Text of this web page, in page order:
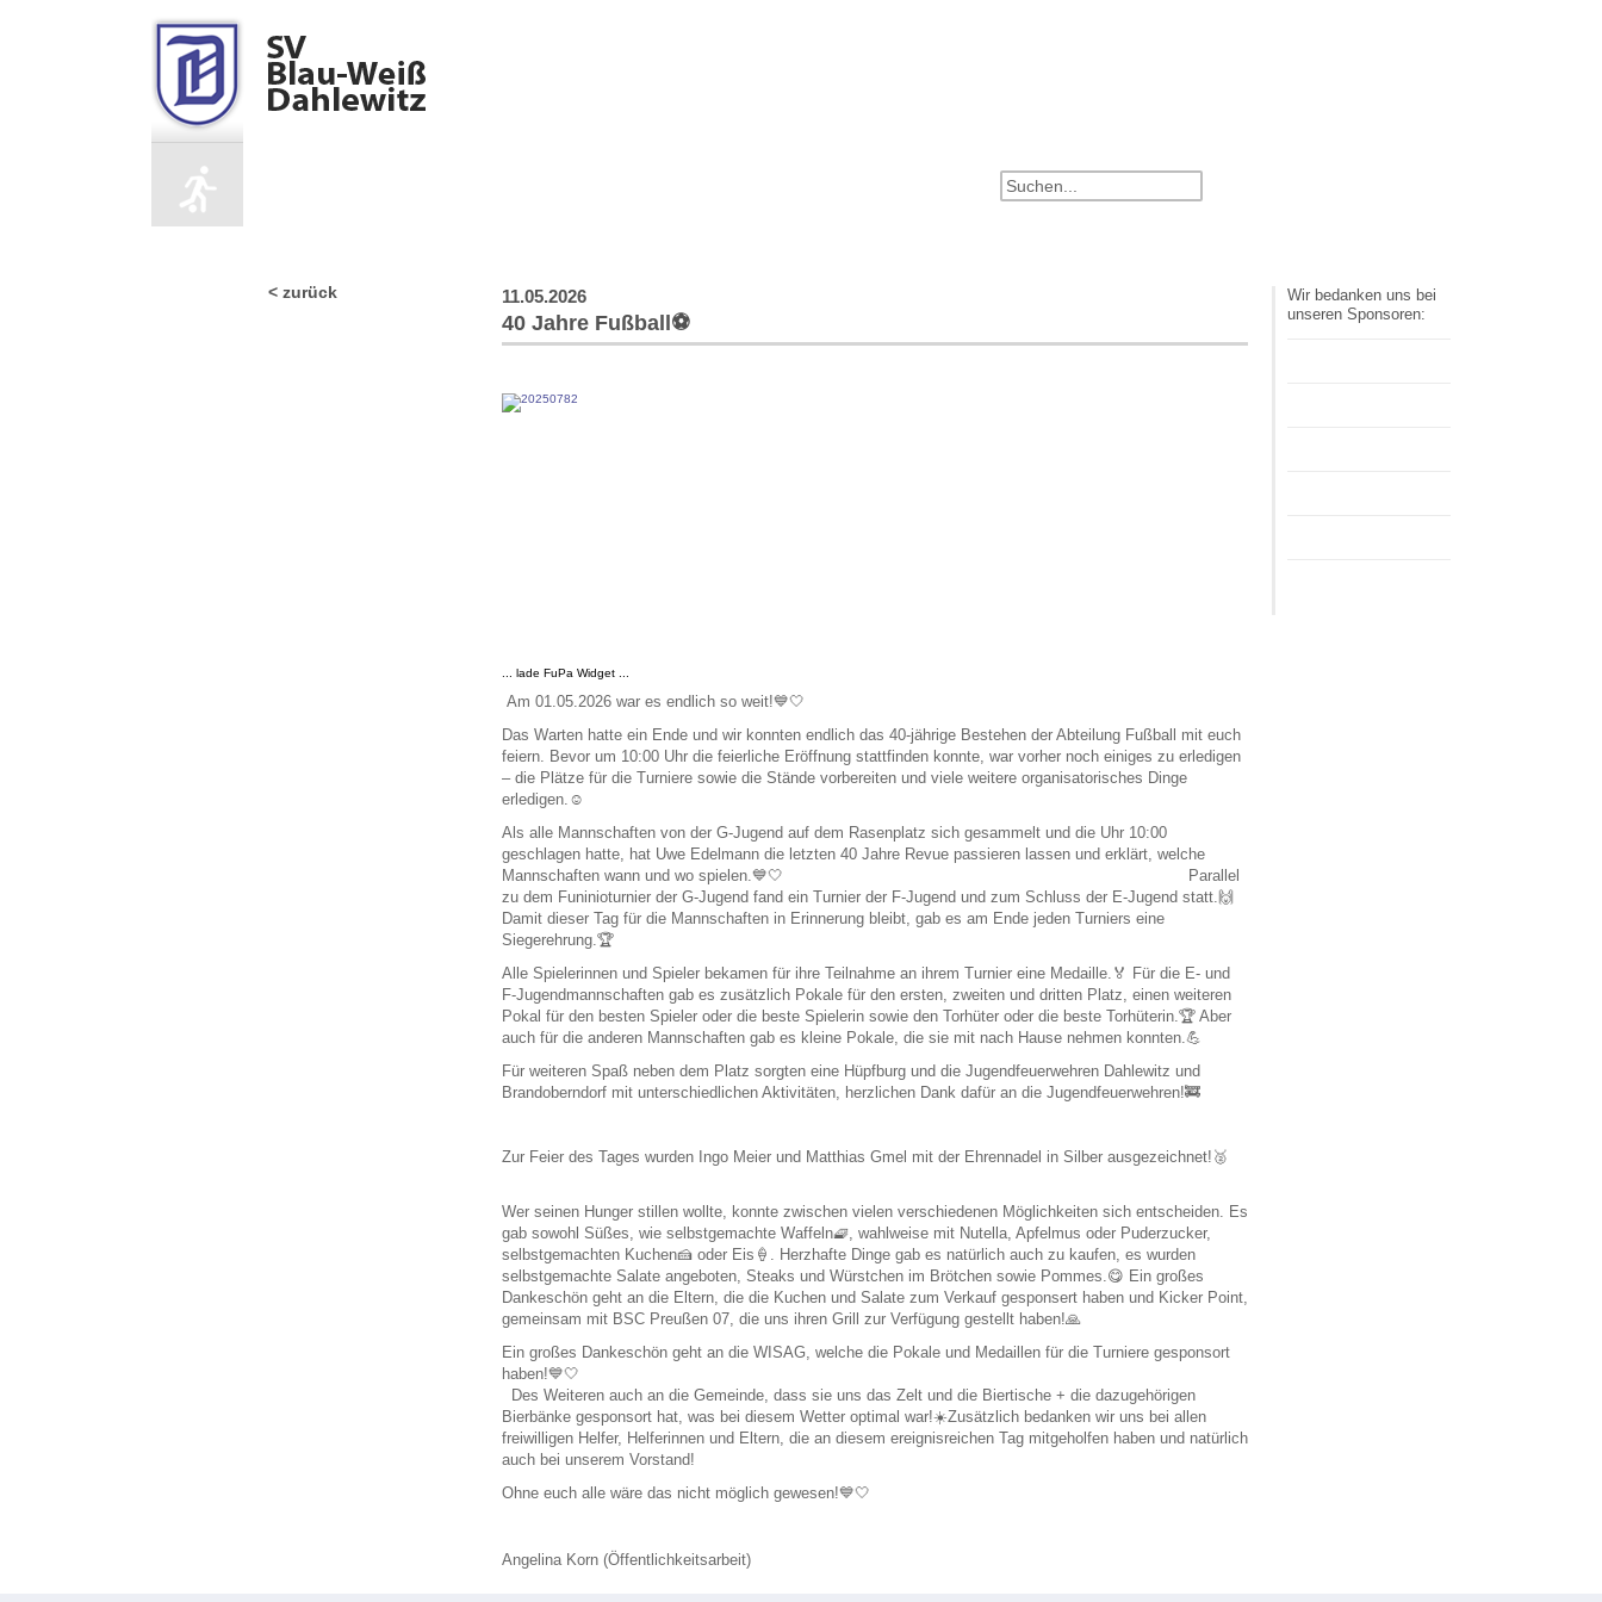
< zurück 11.05.2026
40 Jahre Fußball⚽
... lade FuPa Widget ...
Am 01.05.2026 war es endlich so weit!💙🤍
Das Warten hatte ein Ende und wir konnten endlich das 40-jährige Bestehen der Abteilung Fußball mit euch
feiern. Bevor um 10:00 Uhr die feierliche Eröffnung stattfinden konnte, war vorher noch einiges zu erledigen
– die Plätze für die Turniere sowie die Stände vorbereiten und viele weitere organisatorisches Dinge
erledigen.☺️
Als alle Mannschaften von der G-Jugend auf dem Rasenplatz sich gesammelt und die Uhr 10:00
geschlagen hatte, hat Uwe Edelmann die letzten 40 Jahre Revue passieren lassen und erklärt, welche
Mannschaften wann und wo spielen.💙🤍 Parallel
zu dem Funinioturnier der G-Jugend fand ein Turnier der F-Jugend und zum Schluss der E-Jugend statt.🙌
Damit dieser Tag für die Mannschaften in Erinnerung bleibt, gab es am Ende jeden Turniers eine
Siegerehrung.🏆
Alle Spielerinnen und Spieler bekamen für ihre Teilnahme an ihrem Turnier eine Medaille.🏅 Für die E- und
F-Jugendmannschaften gab es zusätzlich Pokale für den ersten, zweiten und dritten Platz, einen weiteren
Pokal für den besten Spieler oder die beste Spielerin sowie den Torhüter oder die beste Torhüterin.🏆 Aber
auch für die anderen Mannschaften gab es kleine Pokale, die sie mit nach Hause nehmen konnten.💪
Für weiteren Spaß neben dem Platz sorgten eine Hüpfburg und die Jugendfeuerwehren Dahlewitz und
Brandoberndorf mit unterschiedlichen Aktivitäten, herzlichen Dank dafür an die Jugendfeuerwehren!🚒
Zur Feier des Tages wurden Ingo Meier und Matthias Gmel mit der Ehrennadel in Silber ausgezeichnet!🥈
Wer seinen Hunger stillen wollte, konnte zwischen vielen verschiedenen Möglichkeiten sich entscheiden. Es
gab sowohl Süßes, wie selbstgemachte Waffeln🧇, wahlweise mit Nutella, Apfelmus oder Puderzucker,
selbstgemachten Kuchen🍰 oder Eis🍦. Herzhafte Dinge gab es natürlich auch zu kaufen, es wurden
selbstgemachte Salate angeboten, Steaks und Würstchen im Brötchen sowie Pommes.😋 Ein großes
Dankeschön geht an die Eltern, die die Kuchen und Salate zum Verkauf gesponsert haben und Kicker Point,
gemeinsam mit BSC Preußen 07, die uns ihren Grill zur Verfügung gestellt haben!🙏
Ein großes Dankeschön geht an die WISAG, welche die Pokale und Medaillen für die Turniere gesponsort
haben!💙🤍
Des Weiteren auch an die Gemeinde, dass sie uns das Zelt und die Biertische + die dazugehörigen
Bierbänke gesponsort hat, was bei diesem Wetter optimal war!☀️Zusätzlich bedanken wir uns bei allen
freiwilligen Helfer, Helferinnen und Eltern, die an diesem ereignisreichen Tag mitgeholfen haben und natürlich
auch bei unserem Vorstand!
Ohne euch alle wäre das nicht möglich gewesen!💙🤍
Angelina Korn (Öffentlichkeitsarbeit)
Wir bedanken uns bei
unseren Sponsoren: